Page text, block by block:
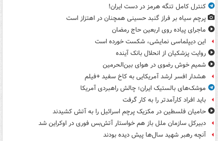
کنترل کامل تنگه هرمز در دست ایران!
پرچم سیاه بر فراز گنبد حسینی همچنان در اهتزاز است
ماجرای پیاده روی اربعین حاج رمضان
این دیپلماسی نمایشی، شکست خورده است
روایت پزشکیان از انحلال بانک آینده
شمیم خوش رضوی در هوای بین‌الحرمین
هشدار افسر ارشد آمریکایی به کاخ سفید +فیلم
موشک‌های بالستیک ایران؛ چالش راهبردی آمریکا
باید افراد کارآمدتر را به کار گرفت
حامیان فلسطین در مکزیک پرچم اسرائیل را به آتش کشیدند
دبیرکل سازمان ملل باز هم خواستار آتش‌بس فوری در اوکراین شد
آنچه رهبر شهید سال‌ها پیش دیده بودند